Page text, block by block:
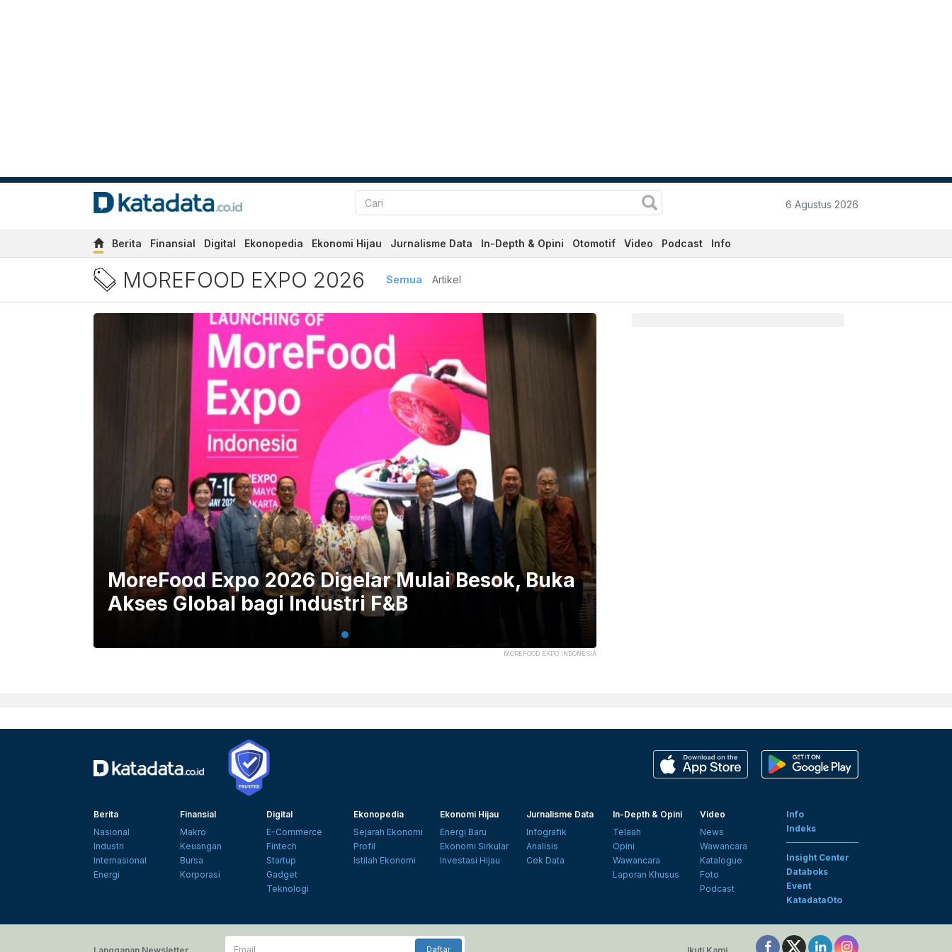
6 Agustus 2026
Berita Finansial Digital Ekonopedia Ekonomi Hijau Jurnalisme Data In-Depth & Opini Otomotif Video Podcast Info
Berita MoreFood Expo 2026 Terbaru dan Terkini Hari Ini - Katadata.co.id
MOREFOOD EXPO 2026 Semua Artikel
MOREFOOD EXPO INDONESIA
MoreFood Expo 2026 Digelar Mulai Besok, Buka
Akses Global bagi Industri F&B
Berita
Nasional
Industri
Internasional
Energi
Finansial
Makro
Keuangan
Bursa
Korporasi
Digital
E-Commerce
Fintech
Startup
Gadget
Teknologi
Ekonopedia
Sejarah Ekonomi
Profil
Istilah Ekonomi
Ekonomi Hijau
Energi Baru
Ekonomi Sirkular
Investasi Hijau
Jurnalisme Data
Infografik
Analisis
Cek Data
In-Depth & Opini
Telaah
Opini
Wawancara
Laporan Khusus
Video
News
Wawancara
Katalogue
Foto
Podcast
Info
Indeks
Insight Center
Databoks
Event
KatadataOto
Email
Daftar